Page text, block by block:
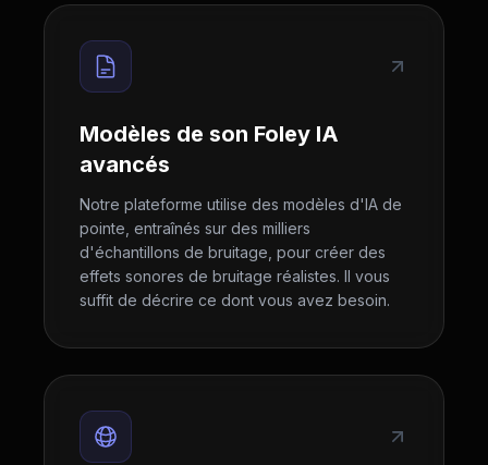
Modèles de son Foley IA
avancés
Notre plateforme utilise des modèles d'IA de
pointe, entraînés sur des milliers
d'échantillons de bruitage, pour créer des
effets sonores de bruitage réalistes. Il vous
suffit de décrire ce dont vous avez besoin.